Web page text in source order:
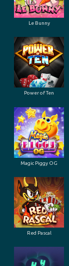
Le Bunny
Power of Ten
Magic Piggy OG
Red Pascal